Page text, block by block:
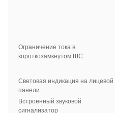
Ограничение тока в
короткозамкнутом ШС
Световая индикация на лицевой
панели
Встроенный звуковой
сигнализатор